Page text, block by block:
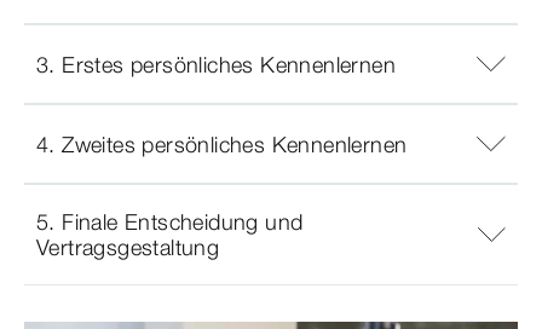
3. Erstes persönliches Kennenlernen
4. Zweites persönliches Kennenlernen
5. Finale Entscheidung und
Vertragsgestaltung